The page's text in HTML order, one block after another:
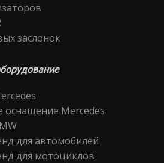
заслонок
оснащение Mercedes
для автомобилей
для мотоциклов